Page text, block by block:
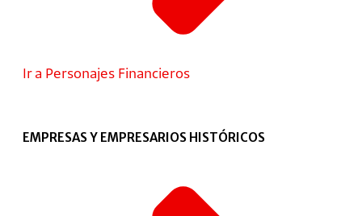
Ir a Personajes Financieros
EMPRESAS Y EMPRESARIOS HISTÓRICOS